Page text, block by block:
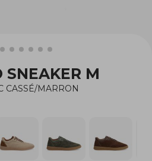
SNEAKER M
CASSÉ/MARRON